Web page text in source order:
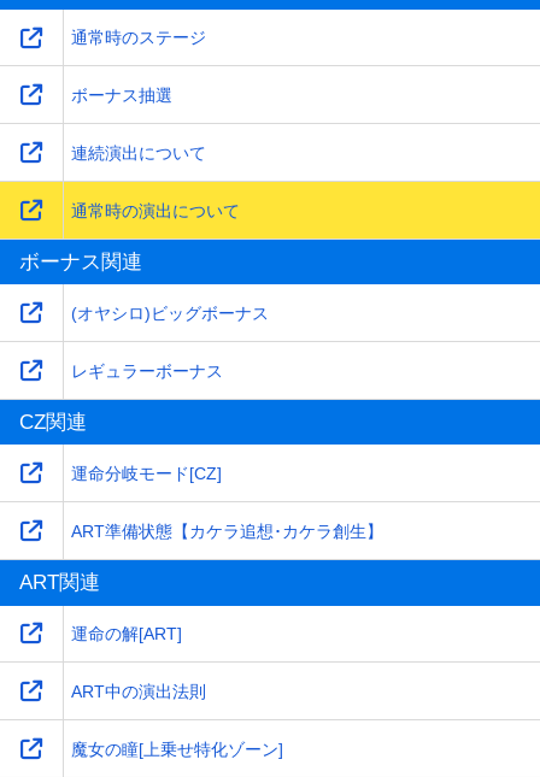
通常時のステージ
ボーナス抽選
連続演出について
通常時の演出について
ボーナス関連
(オヤシロ)ビッグボーナス
レギュラーボーナス
CZ関連
運命分岐モード[CZ]
ART準備状態【カケラ追想･カケラ創生】
ART関連
運命の解[ART]
ART中の演出法則
魔女の瞳[上乗せ特化ゾーン]